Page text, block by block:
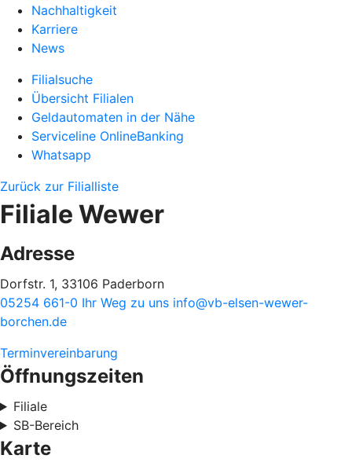
Nachhaltigkeit
Karriere
News
Filialsuche
Übersicht Filialen
Geldautomaten in der Nähe
Serviceline OnlineBanking
Whatsapp
Zurück zur Filialliste
Filiale Wewer
Adresse
Dorfstr. 1, 33106 Paderborn
05254 661-0 Ihr Weg zu uns info@vb-elsen-wewer-
borchen.de
Terminvereinbarung
Öffnungszeiten
Filiale
SB-Bereich
Karte